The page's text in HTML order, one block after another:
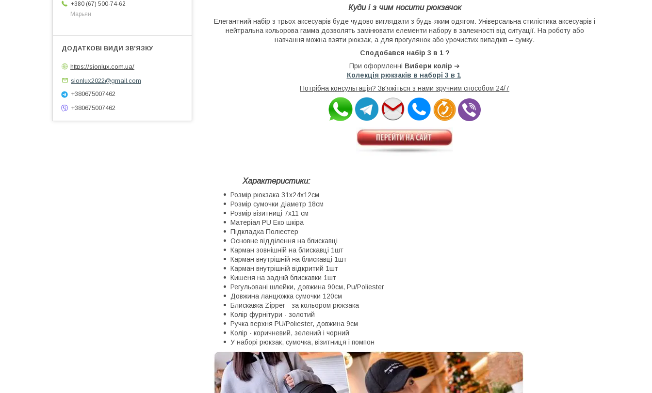
Куди і з чим носити рюкзачок
Елегантний набір з трьох аксесуарів буде чудово виглядати з будь-яким одягом. Універсальна стилістика аксесуарів і
нейтральна кольорова гамма дозволять замінювати елементи набору в залежності від ситуації. На роботу або
навчання можна взяти рюкзак, а для прогулянок або урочистих випадків – сумку.
Сподобався набір 3 в 1 ?
При оформленні Вибери колір ➔
Колекція рюкзаків в наборі 3 в 1
Потрібна консультація? Зв'яжіться з нами зручним способом 24/7
Характеристики:
Розмір рюкзака 31х24х12см
Розмір сумочки діаметр 18см
Розмір візитниці 7x11 см
Матеріал PU Еко шкіра
Підкладка Поліестер
Основне відділення на блискавці
Карман зовнішній на блискавці 1шт
Карман внутрішній на блискавці 1шт
Карман внутрішній відкритий 1шт
Кишеня на задній блискавки 1шт
Регульовані шлейки, довжина 90см, Pu/Poliester
Довжина ланцюжка сумочки 120см
Блискавка Zipper - за кольором рюкзака
Колір фурнітури - золотий
Ручка верхня PU/Poliester, довжина 9см
Колір - коричневий, зелений і чорний
У наборі рюкзак, сумочка, візитниця і помпон
+380 (67) 500-74-62
Марьян
https://sionlux.com.ua/
sionlux2022@gmail.com
+380675007462
+380675007462